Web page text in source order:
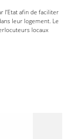
l’Etat afin de faciliter
leur logement. Le
locaux